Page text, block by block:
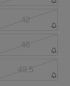
42
46
49,5